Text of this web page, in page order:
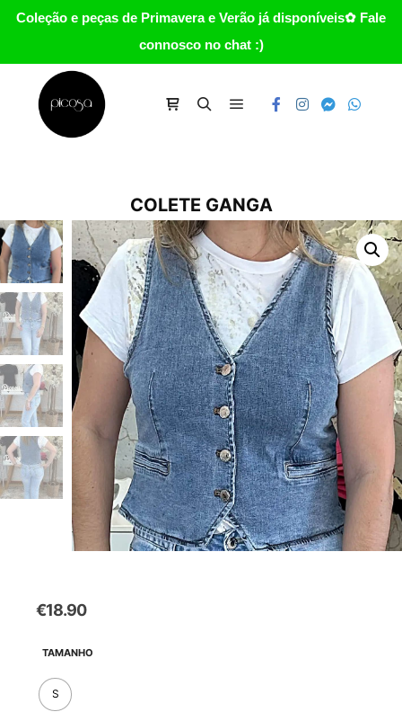
Coleção e peças de Primavera e Verão já disponíveis✿ Fale
connosco no chat :)
COLETE GANGA
€18.90
TAMANHO
S